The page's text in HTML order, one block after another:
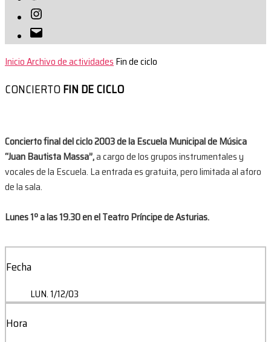
Instagram
Correo
electrónico
InicioArchivo de actividadesFin de ciclo
CONCIERTOFIN DE CICLO
Concierto final del ciclo 2003 de la Escuela Municipal de Música
“Juan Bautista Massa”,a cargo de los grupos instrumentales y
vocales de la Escuela. La entrada es gratuita, pero limitada al aforo
de la sala.
Lunes 1º a las 19.30 en el Teatro Príncipe de Asturias.
Fecha
LUN. 1/12/03
Hora